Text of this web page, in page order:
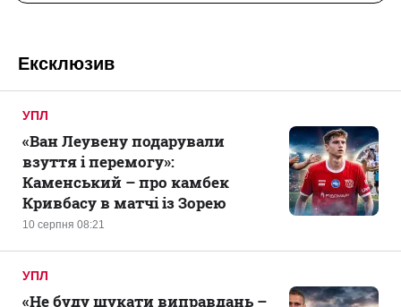
Ексклюзив
УПЛ
10 серпня 08:21
«Ван Леувену подарували
взуття і перемогу»:
Каменський – про камбек
Кривбасу в матчі із Зорею
УПЛ
«Не буду шукати виправдань –